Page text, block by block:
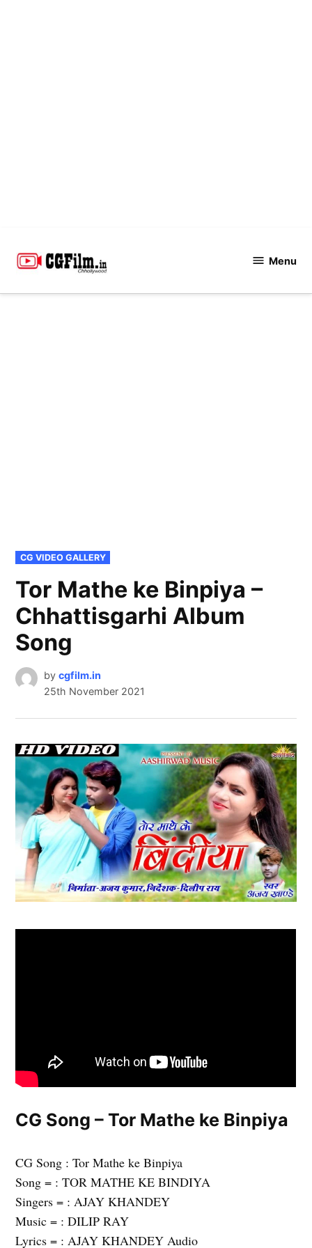
Menu
POSTED
IN
CG VIDEO GALLERY
Tor Mathe ke Binpiya –
Chhattisgarhi Album
Song
by cgfilm.in
25th November 2021
CG Song – Tor Mathe ke Binpiya
CG Song : Tor Mathe ke Binpiya
Song = : TOR MATHE KE BINDIYA
Singers = : AJAY KHANDEY
Music = : DILIP RAY
Lyrics = : AJAY KHANDEY Audio